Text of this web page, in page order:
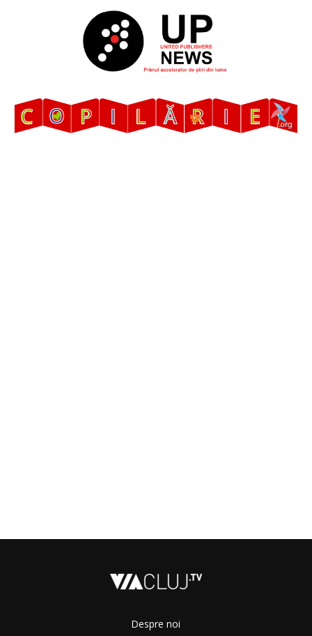
Despre noi